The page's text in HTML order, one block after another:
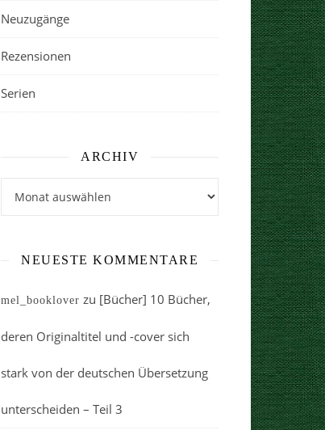
Neuzugänge
Rezensionen
Serien
ARCHIV
NEUESTE KOMMENTARE
mel_booklover zu [Bücher] 10 Bücher,
deren Originaltitel und -cover sich
stark von der deutschen Übersetzung
unterscheiden – Teil 3